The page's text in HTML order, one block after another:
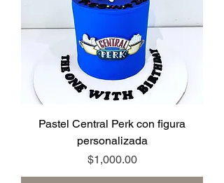
Pastel Central Perk con figura
personalizada
Precio
$1,000.00